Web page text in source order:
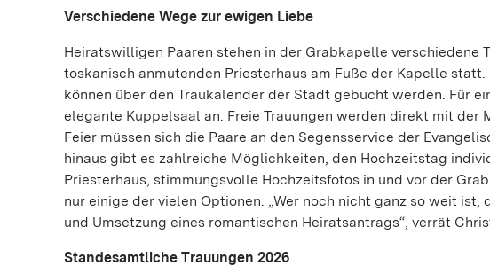
Verschiedene Wege zur ewigen Liebe
Heiratswilligen Paaren stehen in der Grabkapelle verschiedene
toskanisch anmutenden Priesterhaus am Fuße der Kapelle
können über den Traukalender der Stadt gebucht werden. Für
elegante Kuppelsaal an. Freie Trauungen werden direkt mit
Feier müssen sich die Paare an den Segensservice der
hinaus gibt es zahlreiche Möglichkeiten, den Hochzeitstag
Priesterhaus, stimmungsvolle Hochzeitsfotos in und vor der
nur einige der vielen Optionen. „Wer noch nicht ganz so weit
und Umsetzung eines romantischen Heiratsantrags“, verrät
Standesamtliche Trauungen 2026